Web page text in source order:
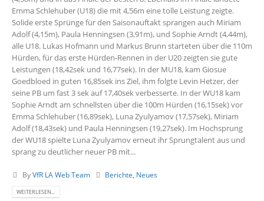
Emma Schlehuber (U18) die mit 4,56m eine tolle Leistung zeigte.
Solide erste Sprünge für den Saisonauftakt sprangen auch Miriam
Adolf (4,15m), Paula Henningsen (3,91m), und Sophie Arndt (4,44m),
alle U18. Lukas Hofmann und Markus Brunn starteten über die 110m
Hürden, für das erste Hürden-Rennen in der U20 zeigten sie gute
Leistungen (18,42sek und 16,77sek). In der MU18, kam Giosue
Goedbloed in guten 16,85sek ins Ziel, ihm folgte Levin Hetzer, der
seine PB um fast 3 sek auf 17,40sek verbesserte. In der WU18 kam
Sophie Arndt am schnellsten über die 100m Hürden (16,15sek) vor
Emma Schlehuber (16,89sek), Luna Zyulyamov (17,57sek), Miriam
Adolf (18,43sek) und Paula Henningsen (19,27sek). Im Hochsprung
der WU18 spielte Luna Zyulyamov erneut ihr Sprungtalent aus und
sprang zu deutlicher neuer PB mit...
ByVfR LA Web Team Berichte Neues
WEITERLESEN...